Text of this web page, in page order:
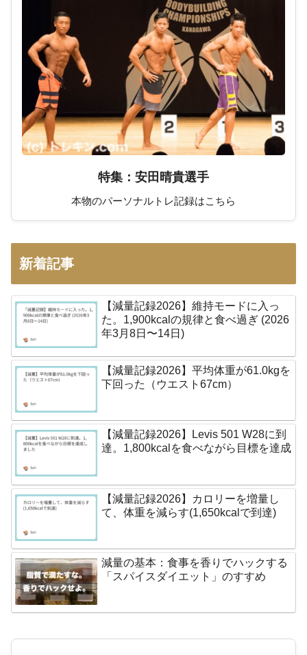
特集：安田晴貴選手
本物のパーソナルトレ記録はこちら
新着記事
【減量記録2026】維持モードに入っ
た。1,900kcalの規律と食べ過ぎ (2026
年3月8日〜14日)
【減量記録2026】平均体重が61.0kgを
下回った（ウエスト67cm）
【減量記録2026】Levis 501 W28に到
達。1,800kcalを食べながら目標を達成
【減量記録2026】カロリーを増量し
て、体重を減らす(1,650kcalで到達)
減量の基本：食事を香りでハックする
「スパイスダイエット」のすすめ